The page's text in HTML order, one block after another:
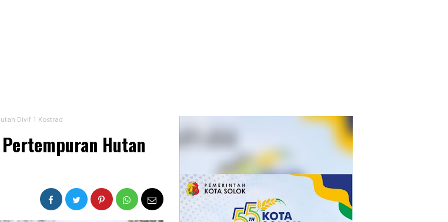
Divif 1 Kostrad
Hutan